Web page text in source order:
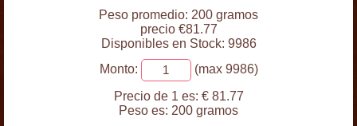
Peso promedio: 200 gramos
precio €81.77
Disponibles en Stock: 9986
Monto:
(max 9986)
Precio de 1 es: € 81.77
Peso es: 200 gramos